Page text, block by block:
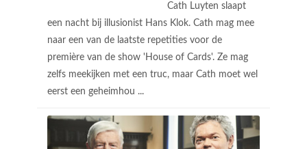
Cath Luyten slaapt
een nacht bij illusionist Hans Klok. Cath mag mee
naar een van de laatste repetities voor de
première van de show 'House of Cards'. Ze mag
zelfs meekijken met een truc, maar Cath moet wel
eerst een geheimhou ...